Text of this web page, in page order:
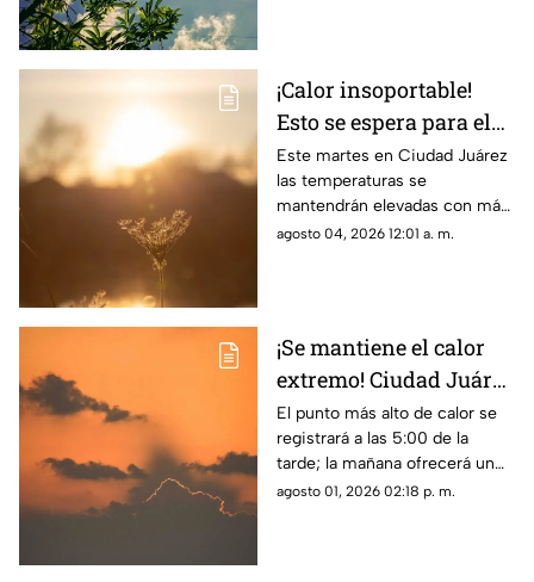
¡Calor insoportable!
Esto se espera para el
clima de hoy en Ciudad
Juárez
Este martes en Ciudad Juárez
las temperaturas se
mantendrán elevadas con más
de 40 grados
agosto 04, 2026 12:01 a. m.
¡Se mantiene el calor
extremo! Ciudad Juárez
tendrá hasta 38 grados
en el clima de este
domingo
El punto más alto de calor se
registrará a las 5:00 de la
tarde; la mañana ofrecerá un
ambiente más fresco con 26
agosto 01, 2026 02:18 p. m.